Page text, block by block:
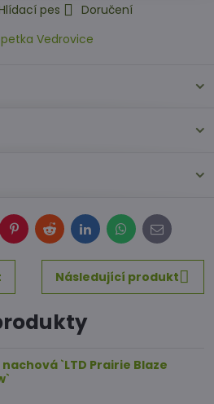
pes
Doručení
Vedrovice
PinterestRedditLinkedInWhatsApp
E-
mail
Následující produkt
`LTD Prairie Blaze